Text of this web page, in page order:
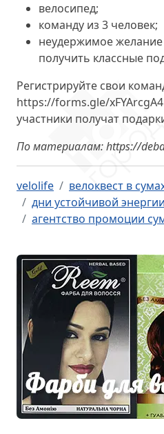
велосипед;
команду из 3 человек;
неудержимое
получить классные
Регистрируйте свои
https://forms.gle/
участники получат
По материалам: https://
velolife
велоквест в
дни устойчивой энергии
агентство промоции